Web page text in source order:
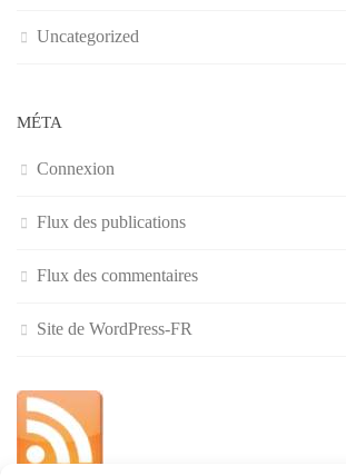
Uncategorized
MÉTA
Connexion
Flux des publications
Flux des commentaires
Site de WordPress-FR